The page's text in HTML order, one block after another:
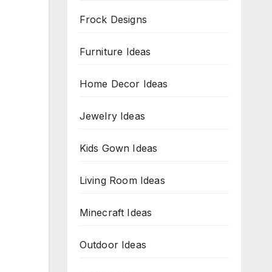
Frock Designs
Furniture Ideas
Home Decor Ideas
Jewelry Ideas
Kids Gown Ideas
Living Room Ideas
Minecraft Ideas
Outdoor Ideas